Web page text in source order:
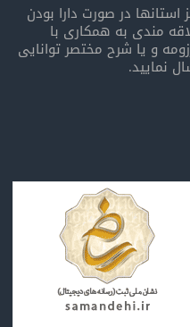
در صورت دارا بودن
مندی به همکاری با
و یا شرح مختصر توانایی
نمایید.